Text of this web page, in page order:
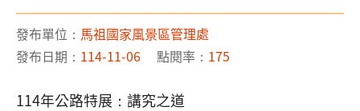
發布單位： 馬祖國家風景區管理處
發布日期： 114-11-06 點閱率： 175
114年公路特展：講究之道